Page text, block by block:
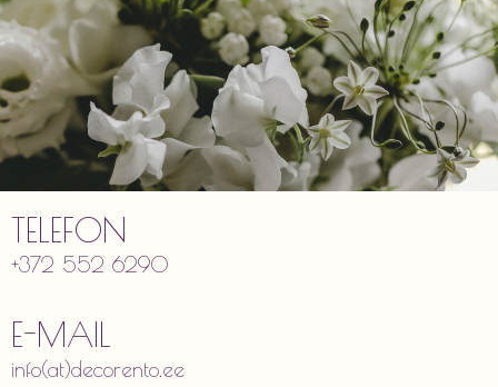
TELEFON
+372 552 6290
E-MAIL
info(at)decorento.ee